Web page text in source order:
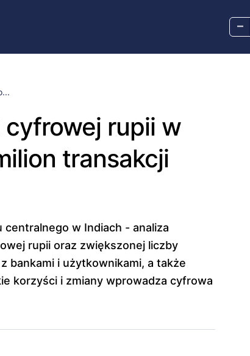
–
rupii w
transakcji
w Indiach - analiza
rupii oraz zwiększonej liczby
bankami i użytkownikami, a także
korzyści i zmiany wprowadza cyfrowa